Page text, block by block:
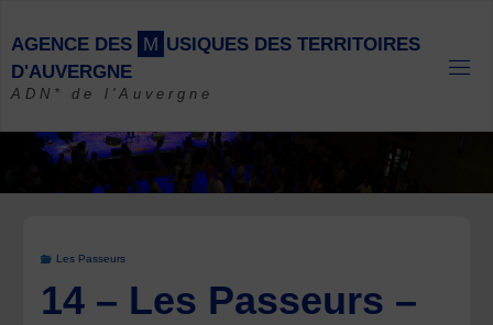
content
AGENCE DES M USIQUES DES TERRITOIRES
D'AUVERGNE
ADN* de l'Auvergne
Les Passeurs
14 – Les Passeurs –